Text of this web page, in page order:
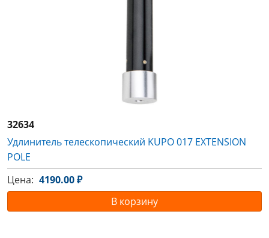
32634
Удлинитель телескопический KUPO 017 EXTENSION
POLE
Цена: 4190.00 ₽
В корзину